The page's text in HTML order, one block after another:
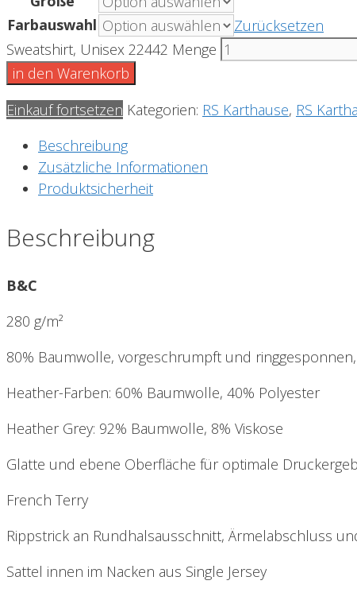
Farbauswahl
Zurücksetzen
Sweatshirt, Unisex 22442 Menge
in den Warenkorb
Einkauf fortsetzen Kategorien: RS Karthause, RS
Beschreibung
Zusätzliche Informationen
Produktsicherheit
Beschreibung
B&C
280 g/m²
80% Baumwolle, vorgeschrumpft und
Heather-Farben: 60% Baumwolle, 40% Polyester
Heather Grey: 92% Baumwolle, 8% Viskose
Glatte und ebene Oberfläche für optimale
French Terry
Rippstrick an Rundhalsausschnitt, Ärmelabschluss
Sattel innen im Nacken aus Single Jersey